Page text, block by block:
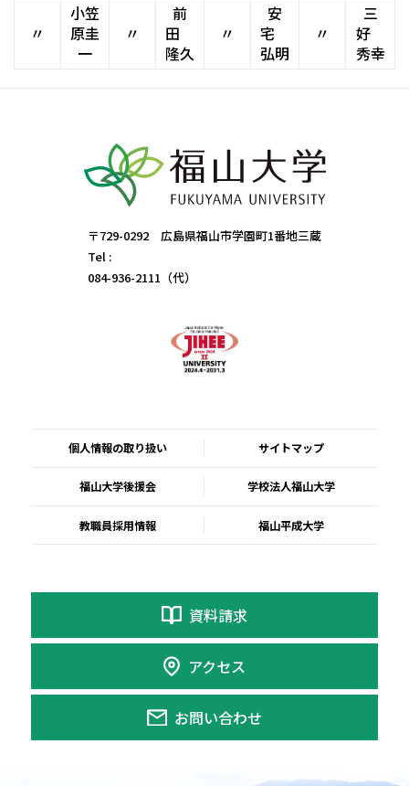
〃
小笠
原圭
一
〃
前
田
隆久
〃
安
宅
弘明
〃
三
好
秀幸
〒729-0292 広島県福山市学園町1番地三蔵
Tel :
084-936-2111（代）
個人情報の取り扱い サイトマップ
福山大学後援会 学校法人福山大学
教職員採用情報 福山平成大学
資料請求
アクセス
お問い合わせ